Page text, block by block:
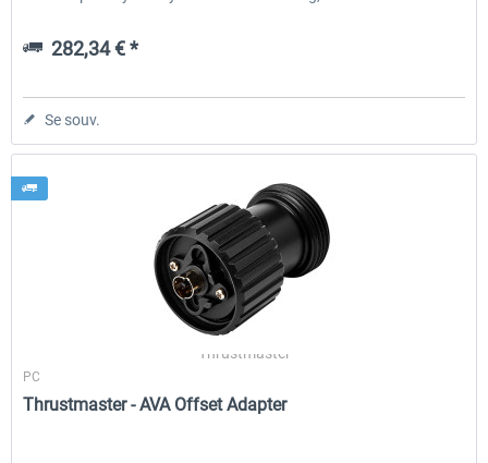
282,34 € *
Se souv.
Thrustmaster
PC
Thrustmaster - AVA Offset Adapter